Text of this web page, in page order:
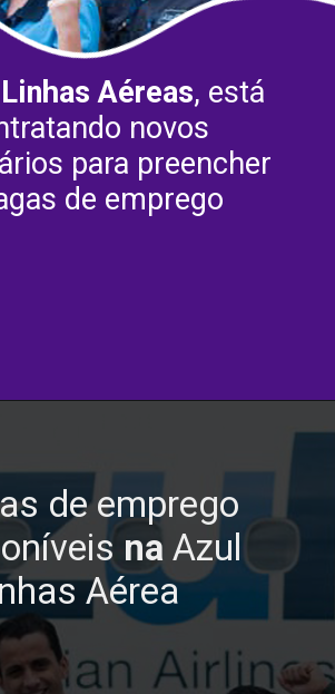
Aéreas, está
novos
para preencher
de emprego
de emprego
naAzul
Aérea